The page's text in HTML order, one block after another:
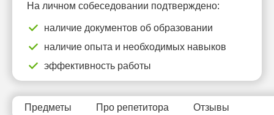
На личном собеседовании подтверждено:
наличие документов об образовании
наличие опыта и необходимых навыков
эффективность работы
Предметы Про репетитора Отзывы
11:30
12:00
13:00
13:30